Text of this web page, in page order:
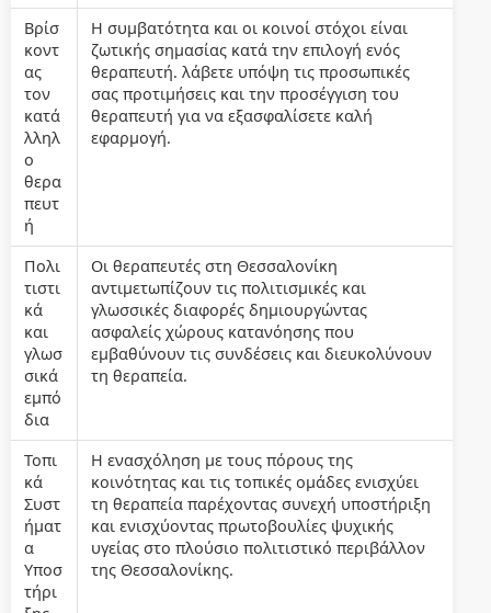
Βρίσ
κοντ
ας
τον
κατά
λληλ
ο
θερα
πευτ
ή
Η συμβατότητα και οι κοινοί στόχοι είναι
ζωτικής σημασίας κατά την επιλογή ενός
θεραπευτή. λάβετε υπόψη τις προσωπικές
σας προτιμήσεις και την προσέγγιση του
θεραπευτή για να εξασφαλίσετε καλή
εφαρμογή.
Πολι
τιστι
κά
και
γλωσ
σικά
εμπό
δια
Οι θεραπευτές στη Θεσσαλονίκη
αντιμετωπίζουν τις πολιτισμικές και
γλωσσικές διαφορές δημιουργώντας
ασφαλείς χώρους κατανόησης που
εμβαθύνουν τις συνδέσεις και διευκολύνουν
τη θεραπεία.
Τοπι
κά
Συστ
ήματ
α
Υποσ
τήρι
Η ενασχόληση με τους πόρους της
κοινότητας και τις τοπικές ομάδες ενισχύει
τη θεραπεία παρέχοντας συνεχή υποστήριξη
και ενισχύοντας πρωτοβουλίες ψυχικής
υγείας στο πλούσιο πολιτιστικό περιβάλλον
της Θεσσαλονίκης.